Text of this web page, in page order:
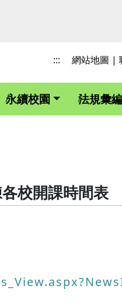
::: 網站地圖 |
永續校園 法規彙編
校開課時間表